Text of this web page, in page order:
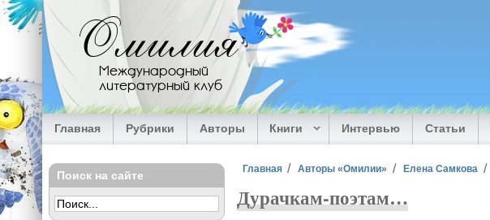
Перейти к основному содержанию
Омилия
Международный
литературный клуб
Главная Рубрики Авторы Книги Интервью Статьи
Вы здесь
Главная Авторы «Омилии» Елена Самкова
Дурачкам-поэтам…
Поиск на сайте